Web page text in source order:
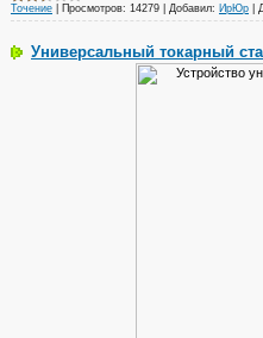
Точение Просмотров: 14279 Добавил: ИрЮр
Универсальный токарный